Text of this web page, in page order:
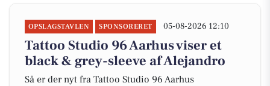
OPSLAGSTAVLEN SPONSORERET 05-08-2026 12:10
Tattoo Studio 96 Aarhus viser et
black & grey-sleeve af Alejandro
Så er der nyt fra Tattoo Studio 96 Aarhus